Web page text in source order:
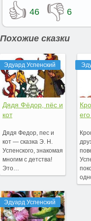
👍 46 👎 6
Похожие сказки
Эдуард Успенский
Дядя Фёдор, пёс и
кот
Дядя Федор, пес и
кот — сказка Э. Н.
Успенского, знакомая
многим с детства!
Это…
Эдуард Успенский